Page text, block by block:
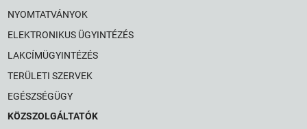
NYOMTATVÁNYOK
ELEKTRONIKUS ÜGYINTÉZÉS
LAKCÍMÜGYINTÉZÉS
TERÜLETI SZERVEK
EGÉSZSÉGÜGY
KÖZSZOLGÁLTATÓK